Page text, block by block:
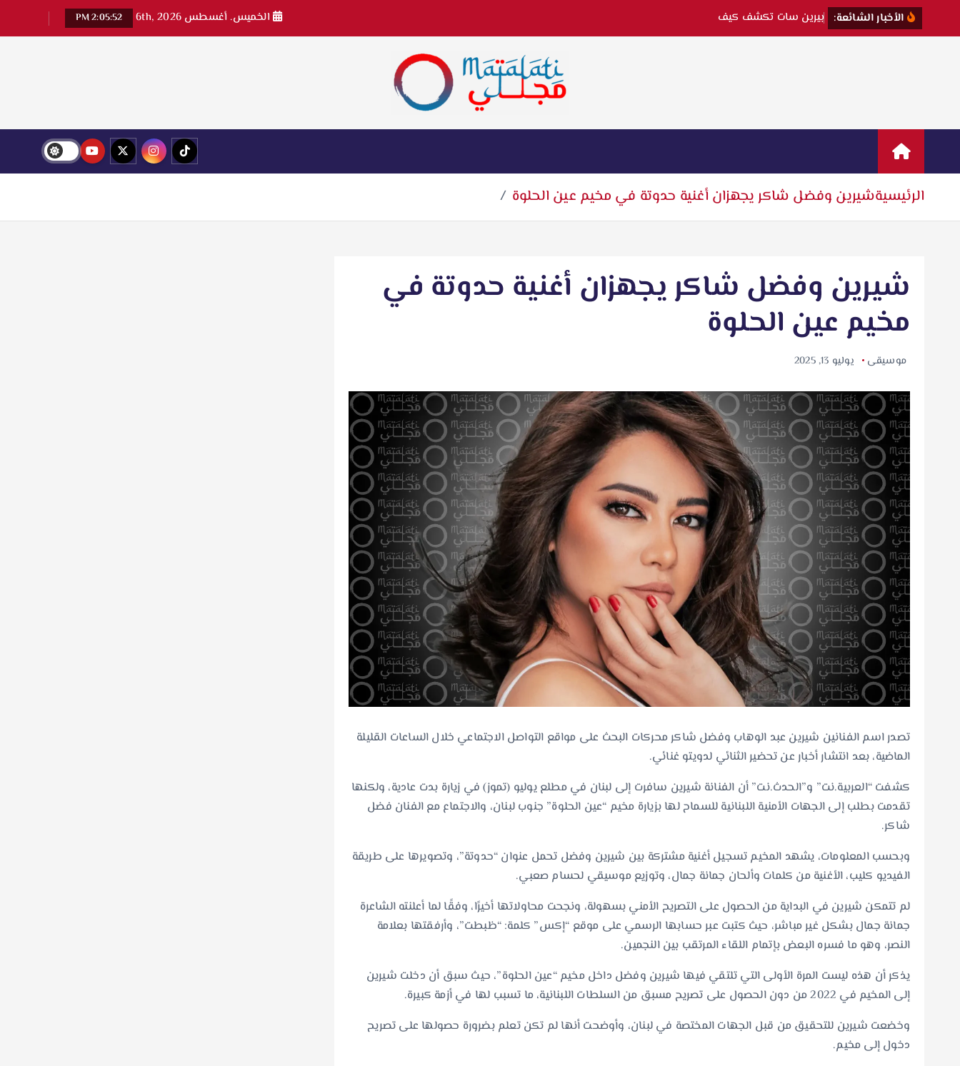
ل
و
إ
الأخبار الشائعة: بيرين سات تكشف كيف الخميس. أغسطس 6th, 2026 2:05:54 PM
اخبار فنية وترفيهية
الرئيسيةشيرين وفضل شاكر يجهزان أغنية حدوتة في مخيم عين الحلوة
شيرين وفضل شاكر يجهزان أغنية حدوتة في
مخيم عين الحلوة
موسيقى يوليو 13, 2025
تصدر اسم الفنانين شيرين عبد الوهاب وفضل شاكر محركات البحث على مواقع التواصل الاجتماعي خلال الساعات القليلة
الماضية، بعد انتشار أخبار عن تحضير الثنائي لدويتو غنائي.
كشفت “العربية.نت” و”الحدث.نت” أن الفنانة شيرين سافرت إلى لبنان في مطلع يوليو (تموز) في زيارة بدت عادية، ولكنها
تقدمت بطلب إلى الجهات الأمنية اللبنانية للسماح لها بزيارة مخيم “عين الحلوة” جنوب لبنان، والاجتماع مع الفنان فضل
شاكر.
وبحسب المعلومات، يشهد المخيم تسجيل أغنية مشتركة بين شيرين وفضل تحمل عنوان “حدوتة”، وتصويرها على طريقة
الفيديو كليب، الأغنية من كلمات وألحان جمانة جمال، وتوزيع موسيقي لحسام صعبي.
لم تتمكن شيرين في البداية من الحصول على التصريح الأمني بسهولة، ونجحت محاولاتها أخيرًا، وفقًا لما أعلنته الشاعرة
جمانة جمال بشكل غير مباشر، حيث كتبت عبر حسابها الرسمي على موقع “إكس” كلمة: “ظبطت”، وأرفقتها بعلامة
النصر، وهو ما فسره البعض بإتمام اللقاء المرتقب بين النجمين.
يذكر أن هذه ليست المرة الأولى التي تلتقي فيها شيرين وفضل داخل مخيم “عين الحلوة”، حيث سبق أن دخلت شيرين
إلى المخيم في 2022 من دون الحصول على تصريح مسبق من السلطات اللبنانية، ما تسبب لها في أزمة كبيرة.
وخضعت شيرين للتحقيق من قبل الجهات المختصة في لبنان، وأوضحت أنها لم تكن تعلم بضرورة حصولها على تصريح
دخول إلى مخيم.